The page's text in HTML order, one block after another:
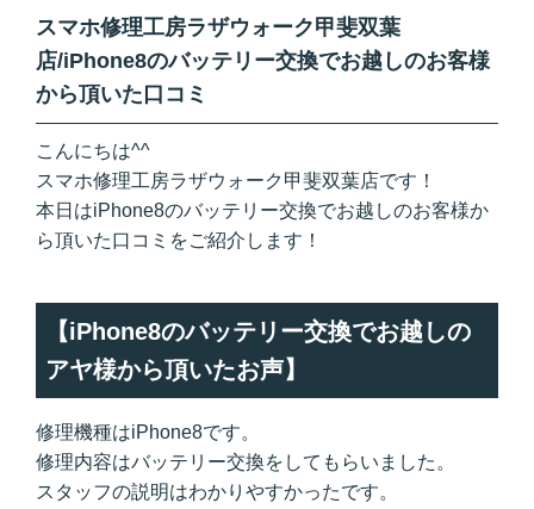
スマホ修理工房ラザウォーク甲斐双葉
店/iPhone8のバッテリー交換でお越しのお客様
から頂いた口コミ
こんにちは^^
スマホ修理工房ラザウォーク甲斐双葉店です！
本日はiPhone8のバッテリー交換でお越しのお客様か
ら頂いた口コミをご紹介します！
【iPhone8のバッテリー交換でお越しの
アヤ様から頂いたお声】
修理機種はiPhone8です。
修理内容はバッテリー交換をしてもらいました。
スタッフの説明はわかりやすかったです。